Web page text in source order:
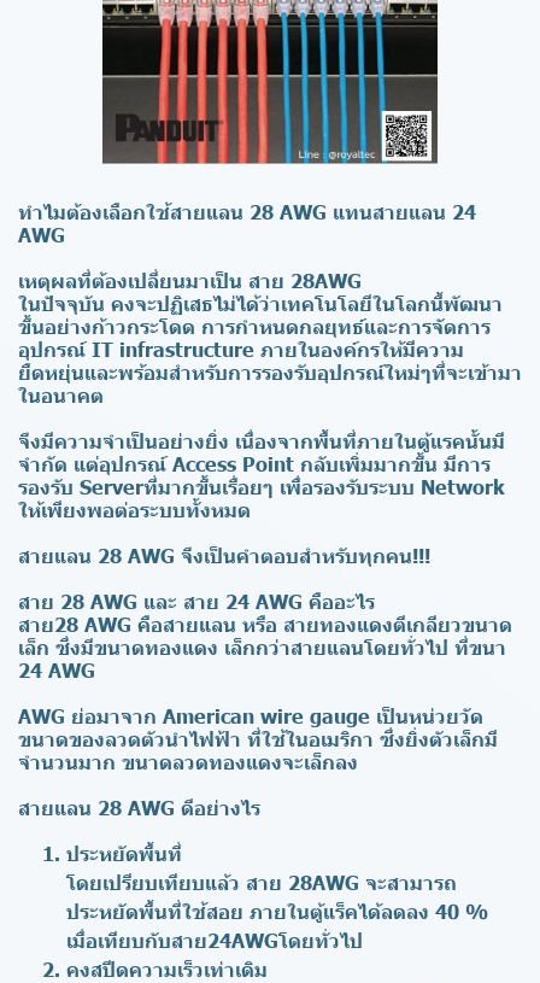
ทำไมต้องเลือกใช้สายแลน 28 AWG แทนสายแลน 24
AWG
เหตุผลที่ต้องเปลี่ยนมาเป็น สาย 28AWG
ในปัจจุบัน คงจะปฏิเสธไม่ได้ว่าเทคโนโลยีในโลกนี้พัฒนา
ขึ้นอย่างก้าวกระโดด การกำหนดกลยุทธ์และการจัดการ
อุปกรณ์ IT infrastructure ภายในองค์กรให้มีความ
ยืดหยุ่นและพร้อมสำหรับการรองรับอุปกรณ์ใหม่ๆที่จะเข้ามา
ในอนาคต
จึงมีความจำเป็นอย่างยิ่ง เนื่องจากพื้นที่ภายในตู้แรคนั้นมี
จำกัด แต่อุปกรณ์ Access Point กลับเพิ่มมากขึ้น มีการ
รองรับ Serverที่มากขึ้นเรื่อยๆ เพื่อรองรับระบบ Network
ให้เพียงพอต่อระบบทั้งหมด
สายแลน 28 AWG จึงเป็นคำตอบสำหรับทุกคน!!!
สาย 28 AWG และ สาย 24 AWG คืออะไร
สาย28 AWG คือสายแลน หรือ สายทองแดงตีเกลียวขนาด
เล็ก ซึ่งมีขนาดทองแดง เล็กกว่าสายแลนโดยทั่วไป ที่ขนา
24 AWG
AWG ย่อมาจาก American wire gauge เป็นหน่วยวัด
ขนาดของลวดตัวนำไฟฟ้า ที่ใช้ในอเมริกา ซึ่งยิ่งตัวเล็กมี
จำนวนมาก ขนาดลวดทองแดงจะเล็กลง
สายแลน 28 AWG ดีอย่างไร
ประหยัดพื้นที่
โดยเปรียบเทียบแล้ว สาย 28AWG จะสามารถ
ประหยัดพื้นที่ใช้สอย ภายในตู้แร็คได้ลดลง 40 %
เมื่อเทียบกับสาย24AWGโดยทั่วไป
คงสปีดความเร็วเท่าเดิม